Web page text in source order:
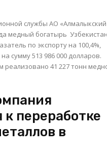
службы АО «Алмалыкский
медный богатырь
по экспорту на 100,4%,
сумму 513 986 000 долларов.
41 227 тонн
переработке
в